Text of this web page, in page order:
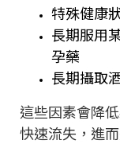
特殊健康
長期服用
孕藥
長期攝取
這些因素會降
快速流失，進